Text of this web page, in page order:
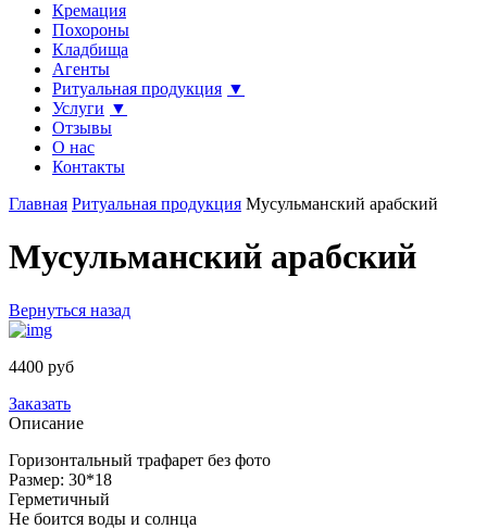
Кремация
Похороны
Кладбища
Агенты
Ритуальная продукция
Услуги
Отзывы
О нас
Контакты
Главная Ритуальная продукция Мусульманский арабский
Мусульманский арабский
Вернуться назад
4400 руб
Заказать
Описание
Горизонтальный трафарет без фото
Размер: 30*18
Герметичный
Не боится воды и солнца